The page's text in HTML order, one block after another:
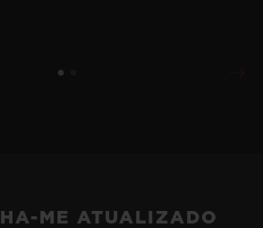
ME ATUALIZADO